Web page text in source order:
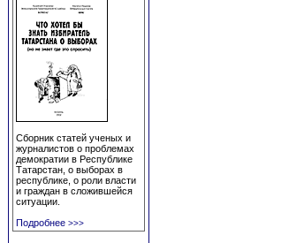
Сборник статей ученых и
журналистов о проблемах
демократии в Республике
Татарстан, о выборах в
республике, о роли власти
и граждан в сложившейся
ситуации.
Подробнее >>>